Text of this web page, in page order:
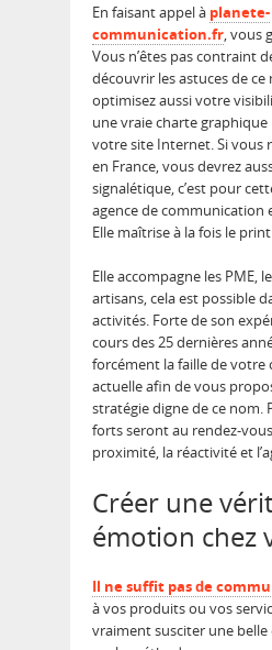
En faisant appel à planete-
communication.fr, vous
Vous n’êtes pas contraint
découvrir les astuces de ce
optimisez aussi votre
une vraie charte
votre site Internet. Si vous
en France, vous devrez
signalétique, c’est pour
agence de communication
Elle maîtrise à la fois le
Elle accompagne les PME,
artisans, cela est possible
activités. Forte de son
cours des 25 dernières
forcément la faille de
actuelle afin de vous
stratégie digne de ce nom.
forts seront au rendez-
proximité, la réactivité et
Créer une
émotion chez
Il ne suffit pas de
à vos produits ou vos
vraiment susciter une belle